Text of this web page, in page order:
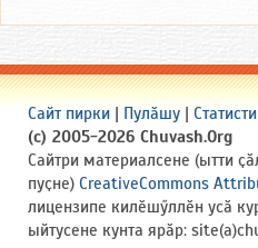
Сайт пирки | Пулӑшу |
(c) 2005-2026 Chuvash.Org
Сайтри материалсене (ытти
пуҫне) CreativeCommons
лицензипе килӗшӳллӗн усӑ
ыйтусене кунта ярӑр: